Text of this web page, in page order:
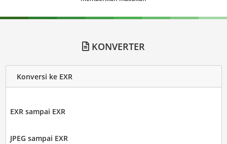
KONVERTER
Konversi ke EXR
EXR sampai EXR
JPEG sampai EXR